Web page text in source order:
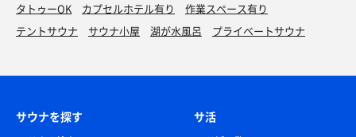
タトゥーOK
カプセルホテル有り
作業スペース有り
テントサウナ
サウナ小屋 湖が水風呂 プライベートサウナ
サウナを探す サ活